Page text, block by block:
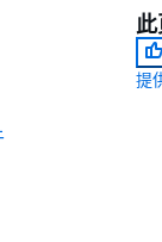
提